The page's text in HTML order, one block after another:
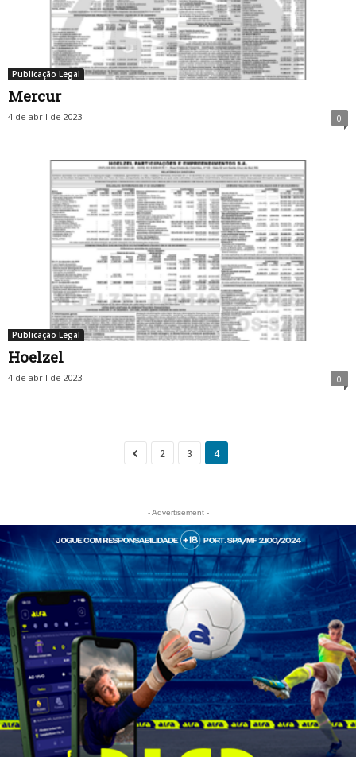
Publicação Legal
Mercur
4 de abril de 2023 0
Publicação Legal
Hoelzel
4 de abril de 2023 0
2 3 4
- Advertisement -